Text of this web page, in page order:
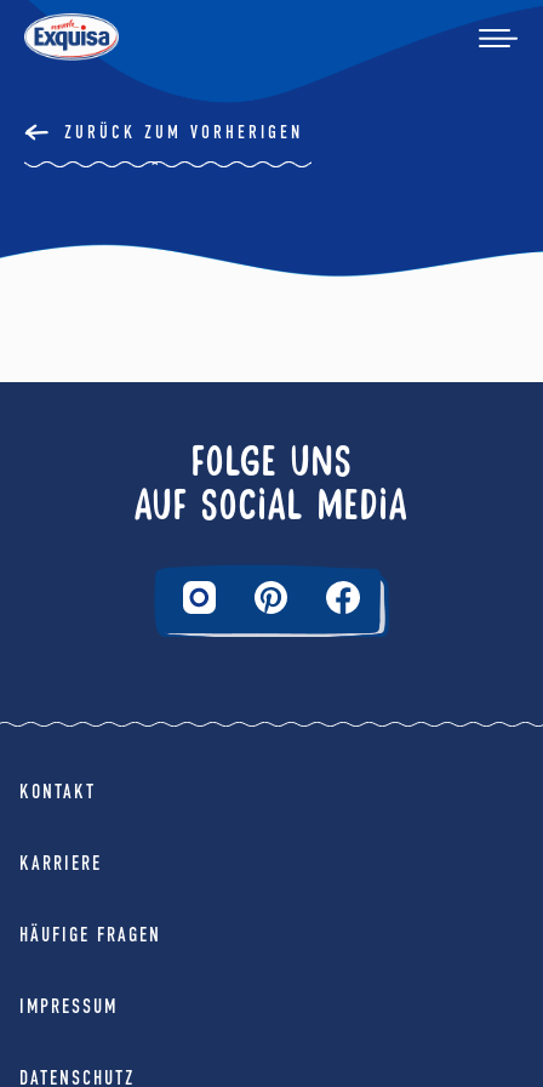
ZURÜCK ZUM VORHERIGEN
FOLGE UNS
AUF SOCIAL MEDIA
KONTAKT
KARRIERE
HÄUFIGE FRAGEN
IMPRESSUM
DATENSCHUTZ